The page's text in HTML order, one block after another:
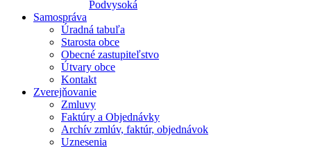
Podvysoká
Samospráva
Úradná tabuľa
Starosta obce
Obecné zastupiteľstvo
Útvary obce
Kontakt
Zverejňovanie
Zmluvy
Faktúry a Objednávky
Archív zmlúv, faktúr, objednávok
Uznesenia